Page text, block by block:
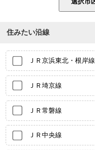
住みたい沿線
ＪＲ京浜東北・根岸線
ＪＲ埼京線
ＪＲ常磐線
ＪＲ中央線